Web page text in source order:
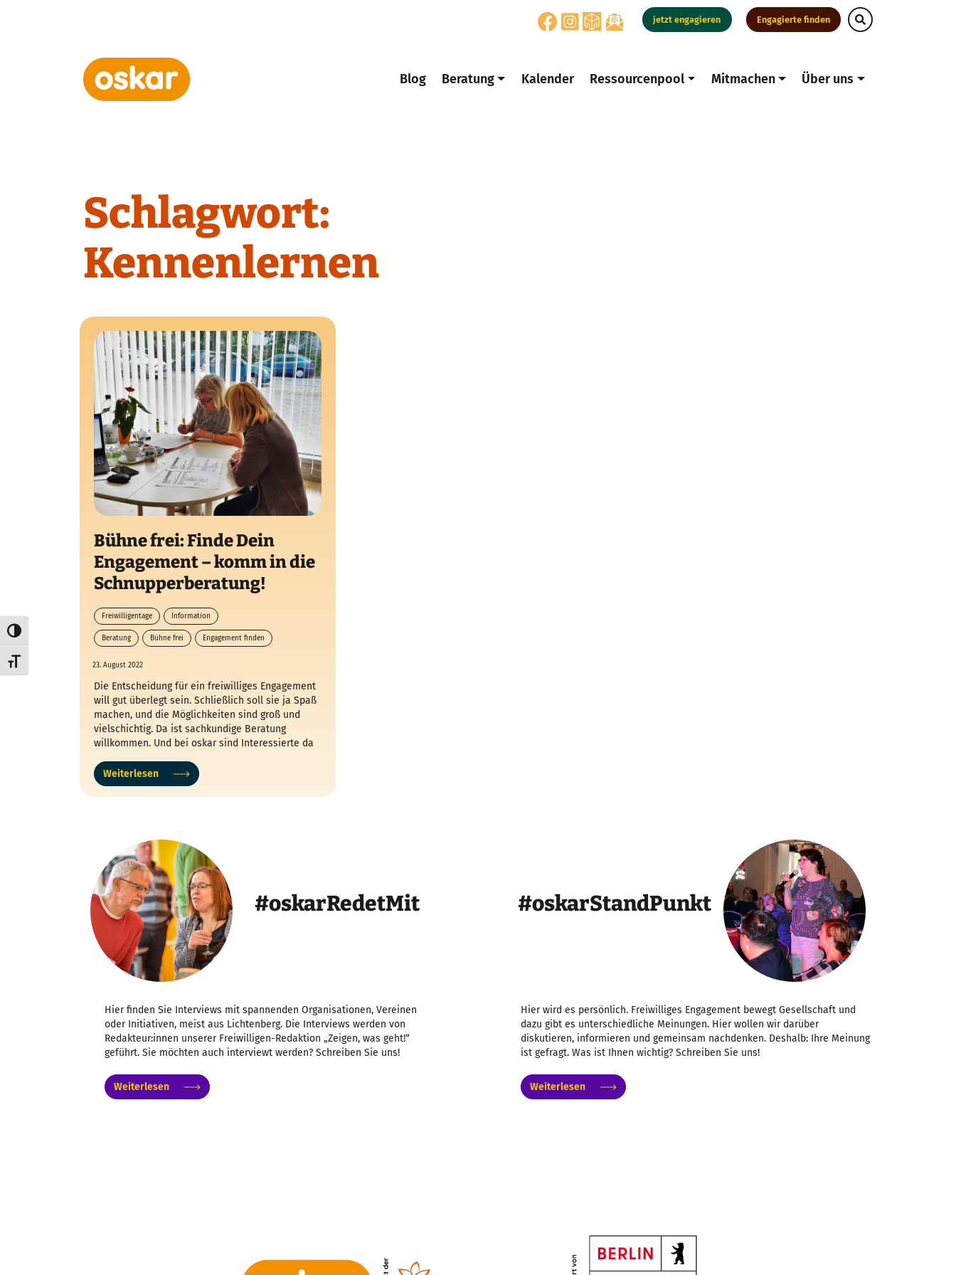
Umschalten auf hohe Kontraste
Schrift vergrößern
jetzt engagieren Engagierte finden
Hauptnavigation Blog Beratung Kalender Ressourcenpool Mitmachen Über uns
Schlagwort:
Kennenlernen
Bühne frei: Finde Dein
Engagement – komm in die
Schnupperberatung!
Freiwilligentage Information
Beratung Bühne frei Engagement finden
Freiwilligentage
23. August 2022
Die Entscheidung für ein freiwilliges Engagement
will gut überlegt sein. Schließlich soll sie ja Spaß
machen, und die Möglichkeiten sind groß und
vielschichtig. Da ist sachkundige Beratung
willkommen. Und bei oskar sind Interessierte da
Weiterlesen
#oskarRedetMit
Hier finden Sie Interviews mit spannenden Organisationen, Vereinen
oder Initiativen, meist aus Lichtenberg. Die Interviews werden von
Redakteur:innen unserer Freiwilligen-Redaktion „Zeigen, was geht!“
geführt. Sie möchten auch interviewt werden? Schreiben Sie uns!
Weiterlesen
#oskarStandPunkt
Hier wird es persönlich. Freiwilliges Engagement bewegt Gesellschaft und
dazu gibt es unterschiedliche Meinungen. Hier wollen wir darüber
diskutieren, informieren und gemeinsam nachdenken. Deshalb: Ihre Meinung
ist gefragt. Was ist Ihnen wichtig? Schreiben Sie uns!
Weiterlesen